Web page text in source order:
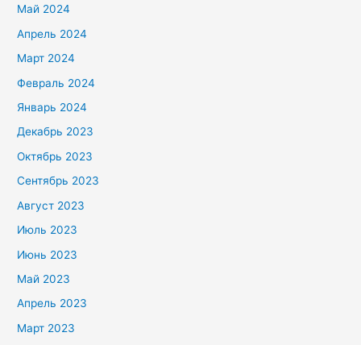
Май 2024
Апрель 2024
Март 2024
Февраль 2024
Январь 2024
Декабрь 2023
Октябрь 2023
Сентябрь 2023
Август 2023
Июль 2023
Июнь 2023
Май 2023
Апрель 2023
Март 2023